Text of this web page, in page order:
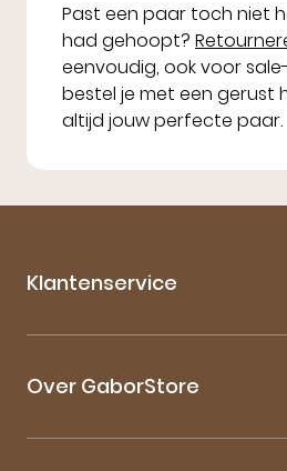
Past een paar toch niet
had gehoopt?
eenvoudig, ook voor
bestel je met een gerust
altijd jouw perfecte paar.
Klantenservice
Contact
Bestellen & Bezorgen
Over GaborStore
Over Gabor